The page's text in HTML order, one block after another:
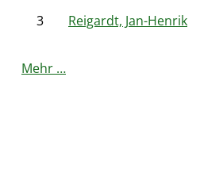
3 Reigardt, Jan-Henrik
Mehr …